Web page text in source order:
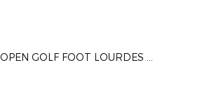
OPEN GOLF FOOT LOURDES DU 27/05/25